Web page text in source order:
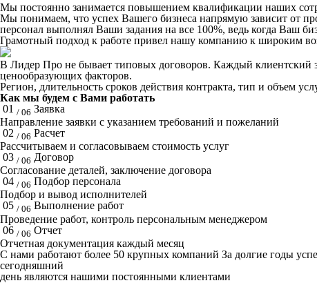
Мы постоянно занимается повышением квалификации наших
Мы понимаем, что успех Вашего бизнеса напрямую зависит от
персонал выполнял Ваши задания на все 100%, ведь когда Ваш
Грамотный подход к работе привел нашу компанию к широким
В Лидер Про не бывает типовых договоров. Каждый клиентский
ценообразующих факторов.
Регион, длительность сроков действия контракта, тип и объем
Как мы будем с Вами работать
01 / 06 Заявка
Направление заявки с указанием требований и пожеланий
02 / 06 Расчет
Рассчитываем и согласовываем стоимость услуг
03 / 06 Договор
Согласование деталей, заключение договора
04 / 06 Подбор персонала
Подбор и вывод исполнителей
05 / 06 Выполнение работ
Проведение работ, контроль персональным менеджером
06 / 06 Отчет
Отчетная документация каждый месяц
C нами работают более 50 крупных компаний За долгие годы
сегодняшний
день являются нашими постоянными клиентами